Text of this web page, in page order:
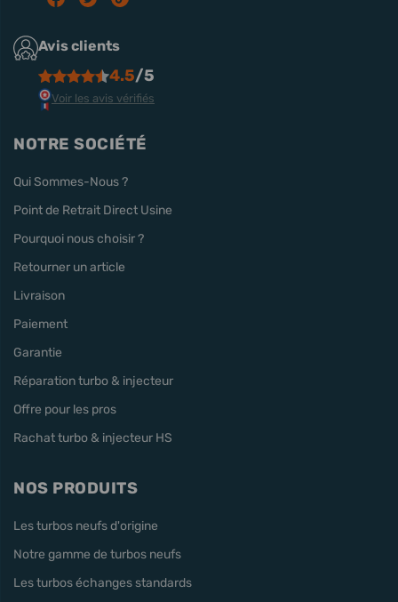
Avis clients
4.5/5
Voir les avis vérifiés
NOTRE SOCIÉTÉ
Qui Sommes-Nous ?
Point de Retrait Direct Usine
Pourquoi nous choisir ?
Retourner un article
Livraison
Paiement
Garantie
Réparation turbo & injecteur
Offre pour les pros
Rachat turbo & injecteur HS
NOS PRODUITS
Les turbos neufs d'origine
Notre gamme de turbos neufs
Les turbos échanges standards